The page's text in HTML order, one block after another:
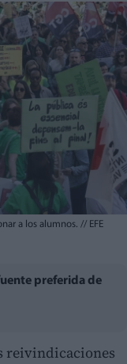
a los alumnos. // EFE
preferida de
reivindicaciones